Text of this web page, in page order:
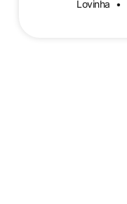
Lovinha